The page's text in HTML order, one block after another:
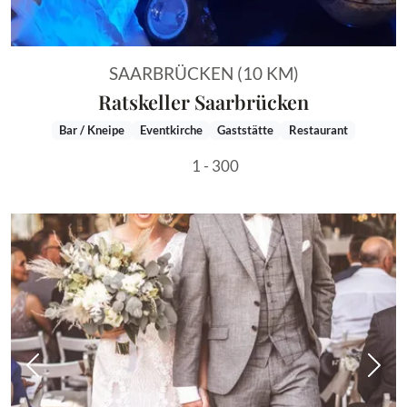
SAARBRÜCKEN (10 KM)
Ratskeller Saarbrücken
Bar / Kneipe Eventkirche Gaststätte Restaurant
1 - 300
Vorheriges Bild